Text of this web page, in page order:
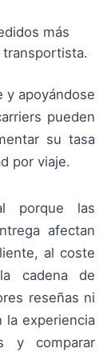
más
y apoyándose
pueden
su tasa
por viaje.
porque las
afectan
al coste
cadena de
reseñas ni
la experiencia
y comparar